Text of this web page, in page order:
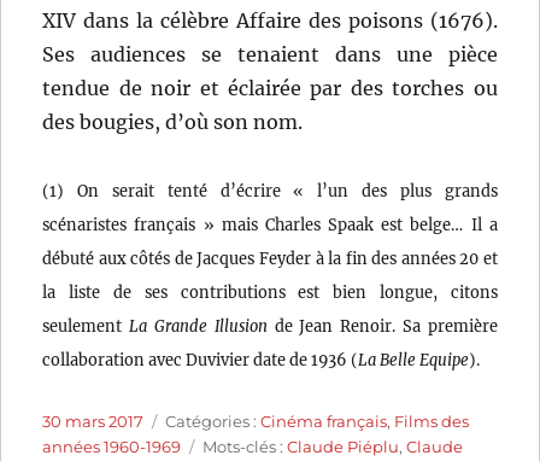
XIV dans la célèbre Affaire des poisons (1676).
Ses audiences se tenaient dans une pièce
tendue de noir et éclairée par des torches ou
des bougies, d’où son nom.
(1) On serait tenté d’écrire « l’un des plus grands
scénaristes français » mais Charles Spaak est belge… Il a
débuté aux côtés de Jacques Feyder à la fin des années 20 et
la liste de ses contributions est bien longue, citons
seulement La Grande Illusion de Jean Renoir. Sa première
collaboration avec Duvivier date de 1936 (La Belle Equipe).
Publié
le
30 mars 2017 Catégories
Catégories :Cinéma français, Films des
années 1960-1969
Étiquettes
Mots-clés :Claude Piéplu,Claude